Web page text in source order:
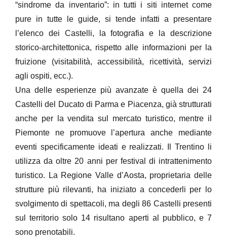
“sindrome da inventario”: in tutti i siti internet come
pure in tutte le guide, si tende infatti a presentare
l’elenco dei Castelli, la fotografia e la descrizione
storico-architettonica, rispetto alle informazioni per la
fruizione (visitabilità, accessibilità, ricettività, servizi
agli ospiti, ecc.).
Una delle esperienze più avanzate è quella dei 24
Castelli del Ducato di Parma e Piacenza, già strutturati
anche per la vendita sul mercato turistico, mentre il
Piemonte ne promuove l’apertura anche mediante
eventi specificamente ideati e realizzati. Il Trentino li
utilizza da oltre 20 anni per festival di intrattenimento
turistico. La Regione Valle d’Aosta, proprietaria delle
strutture più rilevanti, ha iniziato a concederli per lo
svolgimento di spettacoli, ma degli 86 Castelli presenti
sul territorio solo 14 risultano aperti al pubblico, e 7
sono prenotabili.